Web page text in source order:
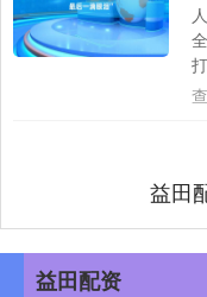
益田
益田配资